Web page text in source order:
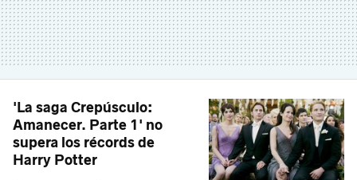
'La saga Crepúsculo:
Amanecer. Parte 1' no
supera los récords de
Harry Potter